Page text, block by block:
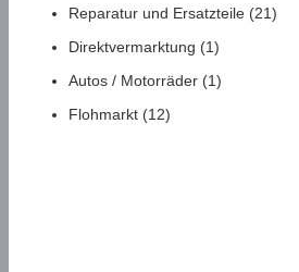
Reparatur und Ersatzteile (21)
Direktvermarktung (1)
Autos / Motorräder (1)
Flohmarkt (12)